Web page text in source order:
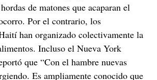
de matones que acaparan el
Por el contrario, los
han organizado colectivamente la
Incluso el Nueva York
que “Con el hambre nuevas
Es ampliamente conocido que